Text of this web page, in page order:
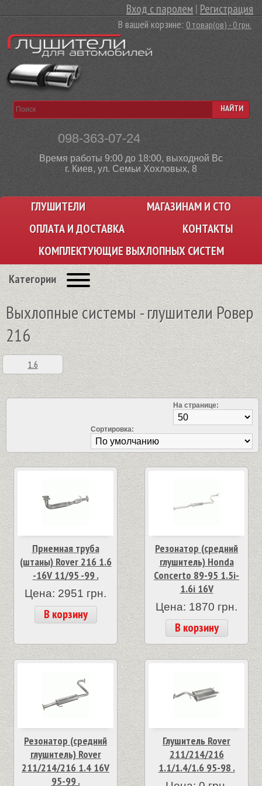
Вход с паролем |Регистрация
В вашей корзине:0 товар(ов) - 0 грн.
098-363-07-24
Время работы 9:00 до 18:00, выходной Вс
г. Киев, ул. Семьи Хохловых, 8
НАЙТИ
ГЛУШИТЕЛИ
МАГАЗИНАМ И СТО
ОПЛАТА И ДОСТАВКА
КОНТАКТЫ
КОМПЛЕКТУЮЩИЕ ВЫХЛОПНЫХ СИСТЕМ
Категории
Выхлопные системы - глушители Ровер
216
1.6
На странице:
Сортировка:
Приемная труба
(штаны) Rover 216 1.6
-16V 11/95 -99 .
Цена: 2951 грн.
В корзину
Резонатор (средний
глушитель) Honda
Concerto 89-95 1.5i-
1.6i 16V
Цена: 1870 грн.
В корзину
Резонатор (средний
глушитель) Rover
211/214/216 1.4 16V
95-99 .
Глушитель Rover
211/214/216
1.1/1.4/1.6 95-98 .